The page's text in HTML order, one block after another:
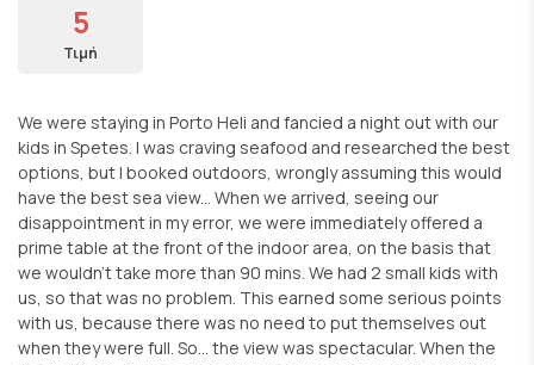
5
Τιμή
We were staying in Porto Heli and fancied a night out with our
kids in Spetes. I was craving seafood and researched the best
options, but I booked outdoors, wrongly assuming this would
have the best sea view... When we arrived, seeing our
disappointment in my error, we were immediately offered a
prime table at the front of the indoor area, on the basis that
we wouldn't take more than 90 mins. We had 2 small kids with
us, so that was no problem. This earned some serious points
with us, because there was no need to put themselves out
when they were full. So... the view was spectacular. When the